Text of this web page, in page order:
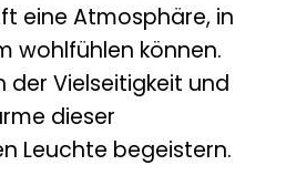
eine Atmosphäre, in
wohlfühlen können.
der Vielseitigkeit und
dieser
Leuchte begeistern.